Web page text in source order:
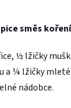
směs
½ lžičky
a ¼ lžičky
nádobce.